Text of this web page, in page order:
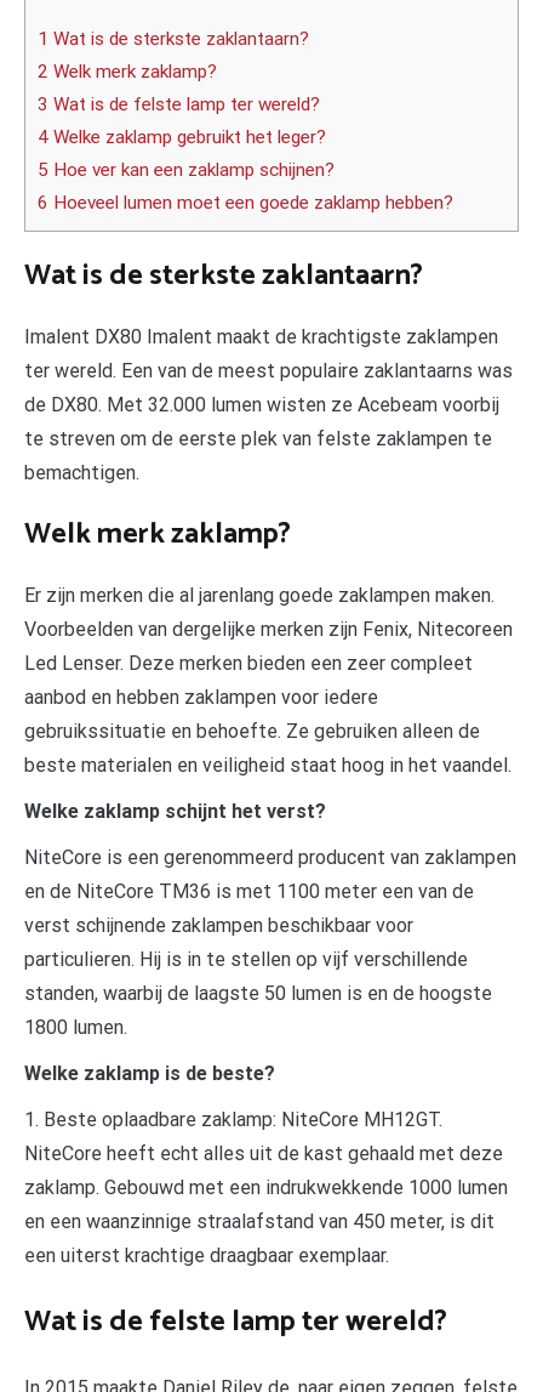
1 Wat is de sterkste zaklantaarn?
2 Welk merk zaklamp?
3 Wat is de felste lamp ter wereld?
4 Welke zaklamp gebruikt het leger?
5 Hoe ver kan een zaklamp schijnen?
6 Hoeveel lumen moet een goede zaklamp hebben?
Wat is de sterkste zaklantaarn?
Imalent DX80 Imalent maakt de krachtigste zaklampen
ter wereld. Een van de meest populaire zaklantaarns was
de DX80. Met 32.000 lumen wisten ze Acebeam voorbij
te streven om de eerste plek van felste zaklampen te
bemachtigen.
Welk merk zaklamp?
Er zijn merken die al jarenlang goede zaklampen maken.
Voorbeelden van dergelijke merken zijn Fenix, Nitecoreen
Led Lenser. Deze merken bieden een zeer compleet
aanbod en hebben zaklampen voor iedere
gebruikssituatie en behoefte. Ze gebruiken alleen de
beste materialen en veiligheid staat hoog in het vaandel.
Welke zaklamp schijnt het verst?
NiteCore is een gerenommeerd producent van zaklampen
en de NiteCore TM36 is met 1100 meter een van de
verst schijnende zaklampen beschikbaar voor
particulieren. Hij is in te stellen op vijf verschillende
standen, waarbij de laagste 50 lumen is en de hoogste
1800 lumen.
Welke zaklamp is de beste?
1. Beste oplaadbare zaklamp: NiteCore MH12GT.
NiteCore heeft echt alles uit de kast gehaald met deze
zaklamp. Gebouwd met een indrukwekkende 1000 lumen
en een waanzinnige straalafstand van 450 meter, is dit
een uiterst krachtige draagbaar exemplaar.
Wat is de felste lamp ter wereld?